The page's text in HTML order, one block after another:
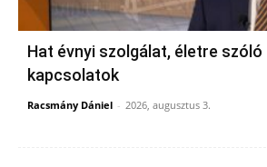
Hat évnyi szolgálat, életre szóló
kapcsolatok
Racsmány Dániel - 2026, augusztus 3.